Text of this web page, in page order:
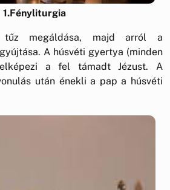
1.Fényliturgia
megáldása, majd arról a
A húsvéti gyertya (minden
a fel támadt Jézust. A
után énekli a pap a húsvéti